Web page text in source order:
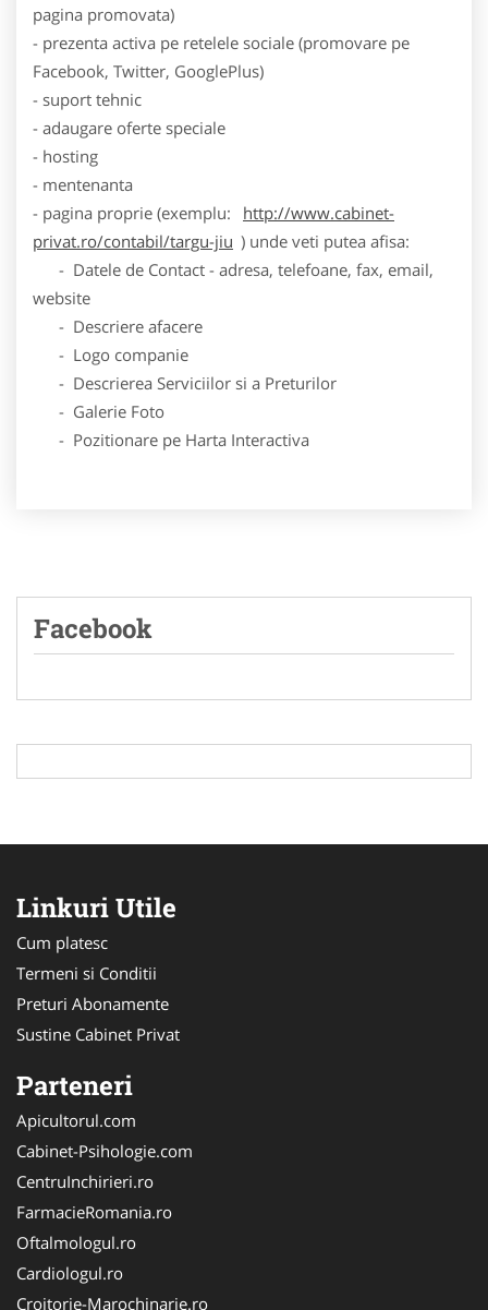
pagina promovata)
- prezenta activa pe retelele sociale (promovare pe
Facebook, Twitter, GooglePlus)
- suport tehnic
- adaugare oferte speciale
- hosting
- mentenanta
- pagina proprie (exemplu:
http://www.cabinet-
privat.ro/contabil/targu-jiu ) unde veti putea afisa:
- Datele de Contact - adresa, telefoane, fax, email,
website
- Descriere afacere
- Logo companie
- Descrierea Serviciilor si a Preturilor
- Galerie Foto
- Pozitionare pe Harta Interactiva
Facebook
Linkuri Utile
Cum platesc
Termeni si Conditii
Preturi Abonamente
Sustine Cabinet Privat
Parteneri
Apicultorul.com
Cabinet-Psihologie.com
CentruInchirieri.ro
FarmacieRomania.ro
Oftalmologul.ro
Cardiologul.ro
Croitorie-Marochinarie.ro